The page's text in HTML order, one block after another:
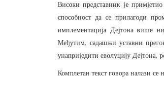
Високи представник је примјетио
способност да се прилагоди
имплементација Дејтона више
Међутим, садашњи уставни
унаприједити еволуцију Дејтона,
Комплетан текст говора налази се